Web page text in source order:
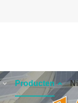
Producten